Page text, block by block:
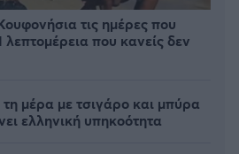
τις ημέρες που
λεπτομέρεια που κανείς δεν
τη μέρα με τσιγάρο και μπύρα
ελληνική υπηκοότητα